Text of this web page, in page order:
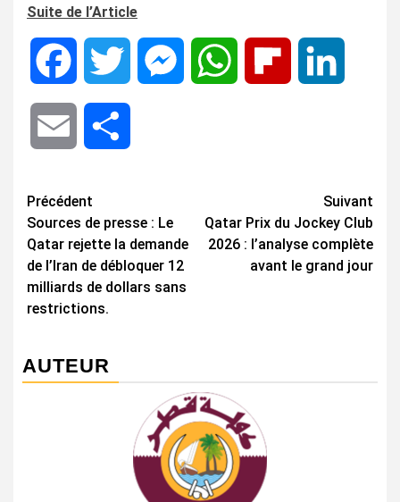
Suite de l’Article
Facebook Twitter MessengerWhatsApp Flipboard
Email
Navigation
d’article
Précédent
Sources de presse : Le
Qatar rejette la demande
de l’Iran de débloquer 12
milliards de dollars sans
restrictions.
Suivant
Qatar Prix du Jockey Club
2026 : l’analyse complète
avant le grand jour
AUTEUR